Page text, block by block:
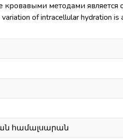
кровавыми методами
of intracellular hydration is
համալսարան